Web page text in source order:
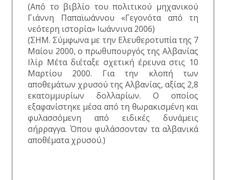
(Από το βιβλίο του πολιτικού μηχανικού
Γιάννη Παπαϊωάννου «Γεγονότα από τη
νεότερη ιστορία» Ιωάννινα 2006)
(ΣΗΜ. Σύμφωνα με την Ελευθεροτυπία της 7
Μαίου 2000, ο πρωθυπουργός της Αλβανίας
Ιλίρ Μέτα διέταξε σχετική έρευνα στις 10
Μαρτίου 2000. Για την κλοπή των
αποθεμάτων χρυσού της Αλβανίας, αξίας 2,8
εκατομμυρίων δολλαρίων. Ο οποίος
εξαφανίστηκε μέσα από τη θωρακισμένη και
φυλασσόμενη από ειδικές δυνάμεις
σήρραγγα. Όπου φυλάσσονταν τα αλβανικά
αποθέματα χρυσού.)